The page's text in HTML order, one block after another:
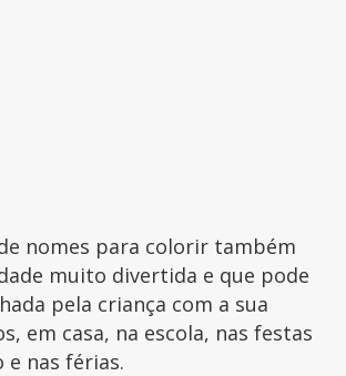
nomes para colorir também
muito divertida e que pode
pela criança com a sua
em casa, na escola, nas festas
e nas férias.